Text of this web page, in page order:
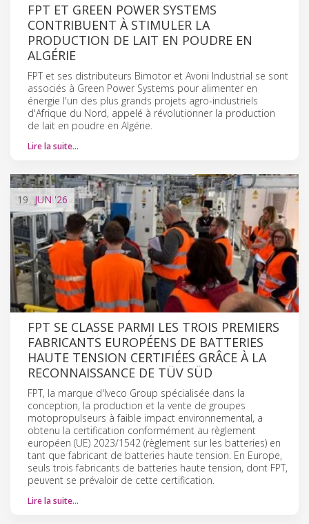
FPT ET GREEN POWER SYSTEMS
CONTRIBUENT À STIMULER LA
PRODUCTION DE LAIT EN POUDRE EN
ALGÉRIE
FPT et ses distributeurs Bimotor et Avoni Industrial se sont
associés à Green Power Systems pour alimenter en
énergie l'un des plus grands projets agro-industriels
d'Afrique du Nord, appelé à révolutionner la production
de lait en poudre en Algérie.
Lire la suite…
19 JUN '26
FPT SE CLASSE PARMI LES TROIS PREMIERS
FABRICANTS EUROPÉENS DE BATTERIES
HAUTE TENSION CERTIFIÉES GRÂCE À LA
RECONNAISSANCE DE TÜV SÜD
FPT, la marque d'Iveco Group spécialisée dans la
conception, la production et la vente de groupes
motopropulseurs à faible impact environnemental, a
obtenu la certification conformément au règlement
européen (UE) 2023/1542 (règlement sur les batteries) en
tant que fabricant de batteries haute tension. En Europe,
seuls trois fabricants de batteries haute tension, dont FPT,
peuvent se prévaloir de cette certification.
Lire la suite…